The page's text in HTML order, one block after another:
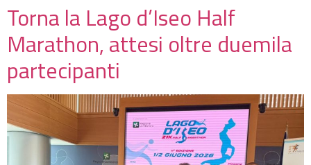
Torna la Lago d’Iseo Half
Marathon, attesi oltre duemila
partecipanti